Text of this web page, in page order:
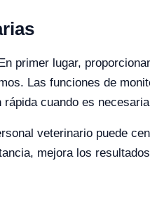
primer lugar,
Las funciones de
cuando es
veterinario puede
mejora los